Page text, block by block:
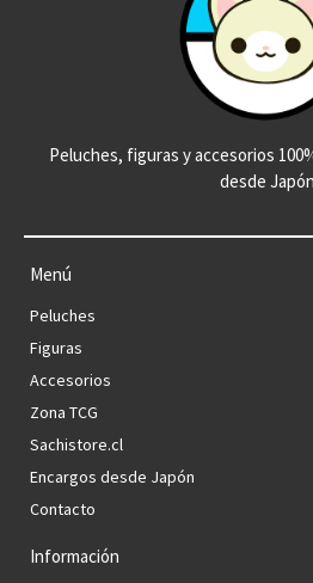
Peluches, figuras y accesorios
desde Japón
Menú
Peluches
Figuras
Accesorios
Zona TCG
Sachistore.cl
Encargos desde Japón
Contacto
Información